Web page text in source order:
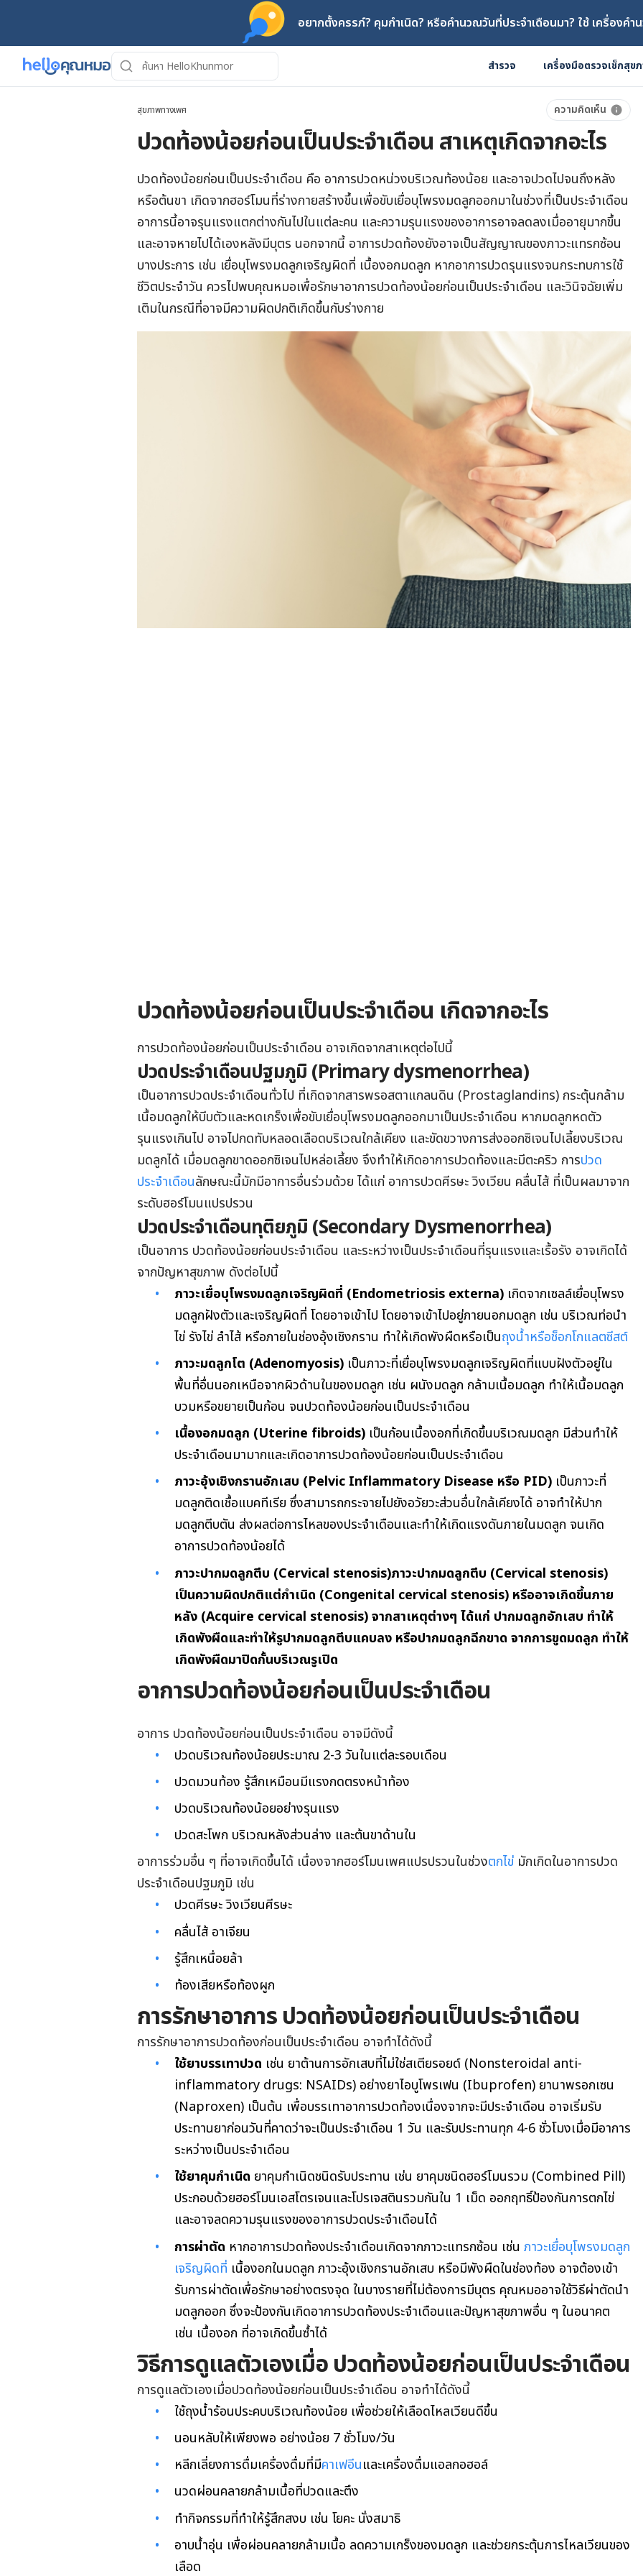
อยากตั้งครรภ์? คุมกำเนิด? หรือคำนวณวันที่ประจำเดือนมา? ใช้ เครื่องคำ
สำรวจ เครื่องมือตรวจเช็กสุข
สุขภาพทางเพศ ความคิดเห็น
ปวดท้องน้อยก่อนเป็นประจําเดือน สาเหตุเกิดจากอะไร
ปวดท้องน้อยก่อนเป็นประจําเดือน คือ อาการปวดหน่วงบริเวณท้องน้อย และอาจปวดไปจนถึงหลัง
หรือต้นขา เกิดจากฮอร์โมนที่ร่างกายสร้างขึ้นเพื่อขับเยื่อบุโพรงมดลูกออกมาในช่วงที่เป็นประจำเดือน
อาการนี้อาจรุนแรงแตกต่างกันไปในแต่ละคน และความรุนแรงของอาการอาจลดลงเมื่ออายุมากขึ้น
และอาจหายไปได้เองหลังมีบุตร นอกจากนี้ อาการปวดท้องยังอาจเป็นสัญญาณของภาวะแทรกซ้อน
บางประการ เช่น เยื่อบุโพรงมดลูกเจริญผิดที่ เนื้องอกมดลูก หากอาการปวดรุนแรงจนกระทบการใช้
ชีวิตประจำวัน ควรไปพบคุณหมอเพื่อรักษาอาการปวดท้องน้อยก่อนเป็นประจำเดือน และวินิจฉัยเพิ่ม
เติมในกรณีที่อาจมีความผิดปกติเกิดขึ้นกับร่างกาย
ปวดท้องน้อยก่อนเป็นประจําเดือน เกิดจากอะไร
การปวดท้องน้อยก่อนเป็นประจำเดือน อาจเกิดจากสาเหตุต่อไปนี้
ปวดประจำเดือนปฐมภูมิ (Primary dysmenorrhea)
เป็นอาการปวดประจำเดือนทั่วไป ที่เกิดจากสารพรอสตาแกลนดิน (Prostaglandins) กระตุ้นกล้าม
เนื้อมดลูกให้บีบตัวและหดเกร็งเพื่อขับเยื่อบุโพรงมดลูกออกมาเป็นประจำเดือน หากมดลูกหดตัว
รุนแรงเกินไป อาจไปกดทับหลอดเลือดบริเวณใกล้เคียง และขัดขวางการส่งออกซิเจนไปเลี้ยงบริเวณ
มดลูกได้ เมื่อมดลูกขาดออกซิเจนไปหล่อเลี้ยง จึงทำให้เกิดอาการปวดท้องและมีตะคริว การปวด
ประจำเดือนลักษณะนี้มักมีอาการอื่นร่วมด้วย ได้แก่ อาการปวดศีรษะ วิงเวียน คลื่นไส้ ที่เป็นผลมาจาก
ระดับฮอร์โมนแปรปรวน
ปวดประจำเดือนทุติยภูมิ (Secondary Dysmenorrhea)
เป็นอาการ ปวดท้องน้อยก่อนประจำเดือน และระหว่างเป็นประจำเดือนที่รุนแรงและเรื้อรัง อาจเกิดได้
จากปัญหาสุขภาพ ดังต่อไปนี้
ภาวะเยื่อบุโพรงมดลูกเจริญผิดที่ (Endometriosis externa) เกิดจากเซลล์เยื่อบุโพรง
มดลูกฝังตัวและเจริญผิดที่ โดยอาจเข้าไป โดยอาจเข้าไปอยู่ภายนอกมดลูก เช่น บริเวณท่อนำ
ไข่ รังไข่ ลำไส้ หรือภายในช่องอุ้งเชิงกราน ทำให้เกิดพังผืดหรือเป็นถุงน้ำหรือช็อกโกแลตซีสต์
ภาวะมดลูกโต (Adenomyosis) เป็นภาวะที่เยื่อบุโพรงมดลูกเจริญผิดที่แบบฝังตัวอยู่ใน
พื้นที่อื่นนอกเหนือจากผิวด้านในของมดลูก เช่น ผนังมดลูก กล้ามเนื้อมดลูก ทำให้เนื้อมดลูก
บวมหรือขยายเป็นก้อน จนปวดท้องน้อยก่อนเป็นประจำเดือน
เนื้องอกมดลูก (Uterine fibroids) เป็นก้อนเนื้องอกที่เกิดขึ้นบริเวณมดลูก มีส่วนทำให้
ประจำเดือนมามากและเกิดอาการปวดท้องน้อยก่อนเป็นประจำเดือน
ภาวะอุ้งเชิงกรานอักเสบ (Pelvic Inflammatory Disease หรือ PID) เป็นภาวะที่
มดลูกติดเชื้อแบคทีเรีย ซึ่งสามารถกระจายไปยังอวัยวะส่วนอื่นใกล้เคียงได้ อาจทำให้ปาก
มดลูกตีบตัน ส่งผลต่อการไหลของประจำเดือนและทำให้เกิดแรงดันภายในมดลูก จนเกิด
อาการปวดท้องน้อยได้
ภาวะปากมดลูกตีบ (Cervical stenosis)ภาวะปากมดลูกตีบ (Cervical stenosis)
เป็นความผิดปกติแต่กำเนิด (Congenital cervical stenosis) หรืออาจเกิดขึ้นภาย
หลัง (Acquire cervical stenosis) จากสาเหตุต่างๆ ได้แก่ ปากมดลูกอักเสบ ทำให้
เกิดพังผืดและทำให้รูปากมดลูกตีบแคบลง หรือปากมดลูกฉีกขาด จากการขูดมดลูก ทำให้
เกิดพังผืดมาปิดกั้นบริเวณรูเปิด
อาการปวดท้องน้อยก่อนเป็นประจําเดือน
อาการ ปวดท้องน้อยก่อนเป็นประจำเดือน อาจมีดังนี้
ปวดบริเวณท้องน้อยประมาณ 2-3 วันในแต่ละรอบเดือน
ปวดมวนท้อง รู้สึกเหมือนมีแรงกดตรงหน้าท้อง
ปวดบริเวณท้องน้อยอย่างรุนแรง
ปวดสะโพก บริเวณหลังส่วนล่าง และต้นขาด้านใน
อาการร่วมอื่น ๆ ที่อาจเกิดขึ้นได้ เนื่องจากฮอร์โมนเพศแปรปรวนในช่วงตกไข่ มักเกิดในอาการปวด
ประจำเดือนปฐมภูมิ เช่น
ปวดศีรษะ วิงเวียนศีรษะ
คลื่นไส้ อาเจียน
รู้สึกเหนื่อยล้า
ท้องเสียหรือท้องผูก
การรักษาอาการ ปวดท้องน้อยก่อนเป็นประจำเดือน
การรักษาอาการปวดท้องก่อนเป็นประจำเดือน อาจทำได้ดังนี้
ใช้ยาบรรเทาปวด เช่น ยาต้านการอักเสบที่ไม่ใช่สเตียรอยด์ (Nonsteroidal anti-
inflammatory drugs: NSAIDs) อย่างยาไอบูโพรเฟน (Ibuprofen) ยานาพรอกเซน
(Naproxen) เป็นต้น เพื่อบรรเทาอาการปวดท้องเนื่องจากจะมีประจำเดือน อาจเริ่มรับ
ประทานยาก่อนวันที่คาดว่าจะเป็นประจำเดือน 1 วัน และรับประทานทุก 4-6 ชั่วโมงเมื่อมีอาการ
ระหว่างเป็นประจำเดือน
ใช้ยาคุมกำเนิด ยาคุมกำเนิดชนิดรับประทาน เช่น ยาคุมชนิดฮอร์โมนรวม (Combined Pill)
ประกอบด้วยฮอร์โมนเอสโตรเจนและโปรเจสตินรวมกันใน 1 เม็ด ออกฤทธิ์ป้องกันการตกไข่
และอาจลดความรุนแรงของอาการปวดประจำเดือนได้
การผ่าตัด หากอาการปวดท้องประจำเดือนเกิดจากภาวะแทรกซ้อน เช่น ภาวะเยื่อบุโพรงมดลูก
เจริญผิดที่ เนื้องอกในมดลูก ภาวะอุ้งเชิงกรานอักเสบ หรือมีพังผืดในช่องท้อง อาจต้องเข้า
รับการผ่าตัดเพื่อรักษาอย่างตรงจุด ในบางรายที่ไม่ต้องการมีบุตร คุณหมออาจใช้วิธีผ่าตัดนำ
มดลูกออก ซึ่งจะป้องกันเกิดอาการปวดท้องประจำเดือนและปัญหาสุขภาพอื่น ๆ ในอนาคต
เช่น เนื้องอก ที่อาจเกิดขึ้นซ้ำได้
วิธีการดูแลตัวเองเมื่อ ปวดท้องน้อยก่อนเป็นประจําเดือน
การดูแลตัวเองเมื่อปวดท้องน้อยก่อนเป็นประจําเดือน อาจทำได้ดังนี้
ใช้ถุงน้ำร้อนประคบบริเวณท้องน้อย เพื่อช่วยให้เลือดไหลเวียนดีขึ้น
นอนหลับให้เพียงพอ อย่างน้อย 7 ชั่วโมง/วัน
หลีกเลี่ยงการดื่มเครื่องดื่มที่มีคาเฟอีนและเครื่องดื่มแอลกอฮอล์
นวดผ่อนคลายกล้ามเนื้อที่ปวดและตึง
ทำกิจกรรมที่ทำให้รู้สึกสงบ เช่น โยคะ นั่งสมาธิ
อาบน้ำอุ่น เพื่อผ่อนคลายกล้ามเนื้อ ลดความเกร็งของมดลูก และช่วยกระตุ้นการไหลเวียนของ
เลือด